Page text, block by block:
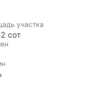
участка
сот